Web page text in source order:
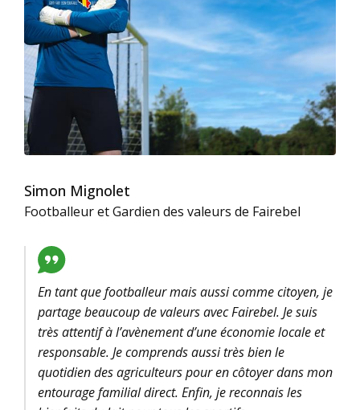
Simon Mignolet
Footballeur et Gardien des valeurs de Fairebel
En tant que footballeur mais aussi comme citoyen, je
partage beaucoup de valeurs avec Fairebel. Je suis
très attentif à l’avènement d’une économie locale et
responsable. Je comprends aussi très bien le
quotidien des agriculteurs pour en côtoyer dans mon
entourage familial direct. Enfin, je reconnais les